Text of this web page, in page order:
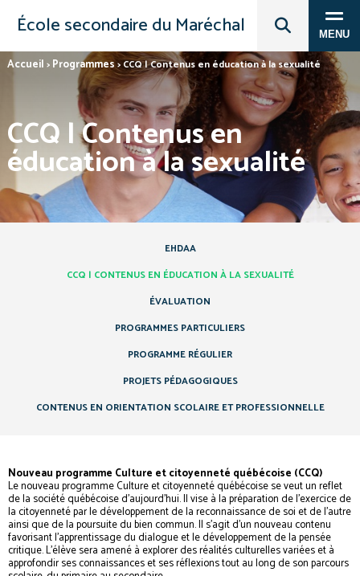
École secondaire du Maréchal MENU
Accueil > Programmes>CCQ | Contenus en éducation à la sexualité
CCQ | Contenus en
éducation à la sexualité
EHDAA
CCQ | CONTENUS EN ÉDUCATION À LA SEXUALITÉ
ÉVALUATION
PROGRAMMES PARTICULIERS
PROGRAMME RÉGULIER
PROJETS PÉDAGOGIQUES
CONTENUS EN ORIENTATION SCOLAIRE ET PROFESSIONNELLE
Nouveau programme Culture et citoyenneté québécoise (CCQ)
Le nouveau programme Culture et citoyenneté québécoise se veut un reflet
de la société québécoise d’aujourd’hui. Il vise à la préparation de l’exercice de
la citoyenneté par le développement de la reconnaissance de soi et de l’autre
ainsi que de la poursuite du bien commun. Il s’agit d’un nouveau contenu
favorisant l’apprentissage du dialogue et le développement de la pensée
critique. L’élève sera amené à explorer des réalités culturelles variées et à
approfondir ses connaissances et ses réflexions tout au long de son parcours